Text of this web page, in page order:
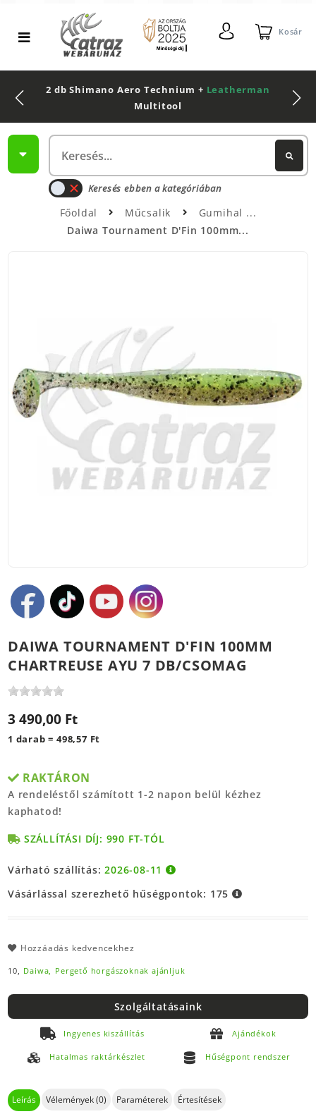
Kosár
2 db Shimano Aero Technium + Leatherman
Multitool
Keresés ebben a kategóriában
Főoldal Műcsalik
Gumihal
Daiwa Tournament D'Fin 100mm...
DAIWA TOURNAMENT D'FIN 100MM
CHARTREUSE AYU 7 DB/CSOMAG
3 490,00 Ft
1 darab = 498,57 Ft
RAKTÁRON
A rendeléstől számított 1-2 napon belül kézhez
kaphatod!
SZÁLLÍTÁSI DÍJ: 990 FT-TÓL
Várható szállítás:2026-08-11
Vásárlással szerezhető hűségpontok: 175
Hozzáadás kedvencekhez
10, Daiwa, Pergető horgászoknak ajánljuk
Szolgáltatásaink
Ingyenes kiszállítás Ajándékok
Hatalmas raktárkészlet Hűségpont rendszer
Leírás Vélemények (0) Paraméterek Értesítések